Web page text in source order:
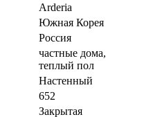
Arderia
Южная Корея
Россия
частные дома,
теплый пол
Настенный
652
Закрытая